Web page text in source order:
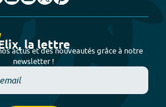
la lettre
actus et des nouveautés grâce à notre
newsletter !